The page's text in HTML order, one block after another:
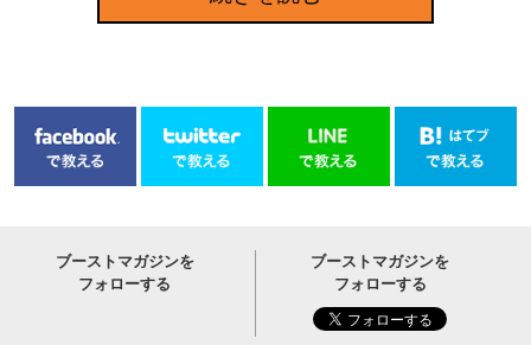
ブーストマガジンを
フォローする
ブーストマガジンを
フォローする